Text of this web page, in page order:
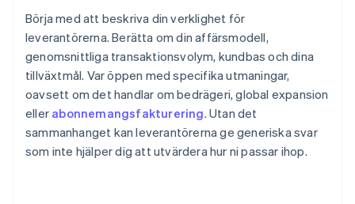
Börja med att beskriva din verklighet för
leverantörerna. Berätta om din affärsmodell,
genomsnittliga transaktionsvolym, kundbas och dina
tillväxtmål. Var öppen med specifika utmaningar,
oavsett om det handlar om bedrägeri, global expansion
eller abonnemangsfakturering. Utan det
sammanhanget kan leverantörerna ge generiska svar
som inte hjälper dig att utvärdera hur ni passar ihop.